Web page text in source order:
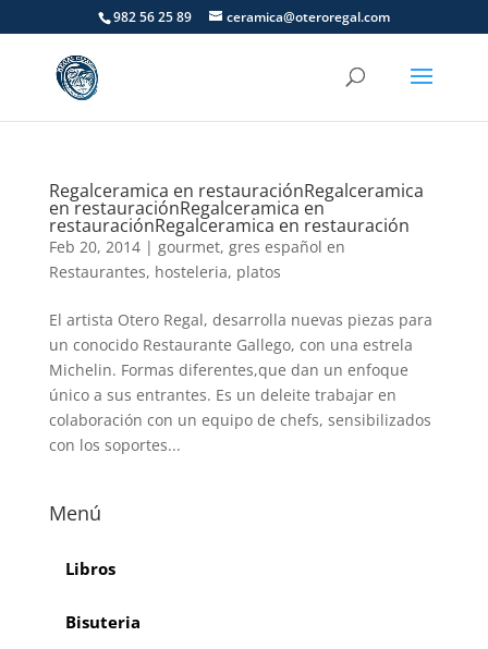
982 56 25 89 ceramica@oteroregal.com
Regalceramica en restauraciónRegalceramica
en restauraciónRegalceramica en
restauraciónRegalceramica en restauración
Feb 20, 2014| gourmet, gres español en
Restaurantes, hosteleria, platos
El artista Otero Regal, desarrolla nuevas piezas para
un conocido Restaurante Gallego, con una estrela
Michelin. Formas diferentes,que dan un enfoque
único a sus entrantes. Es un deleite trabajar en
colaboración con un equipo de chefs, sensibilizados
con los soportes...
Menú
Libros
Bisuteria